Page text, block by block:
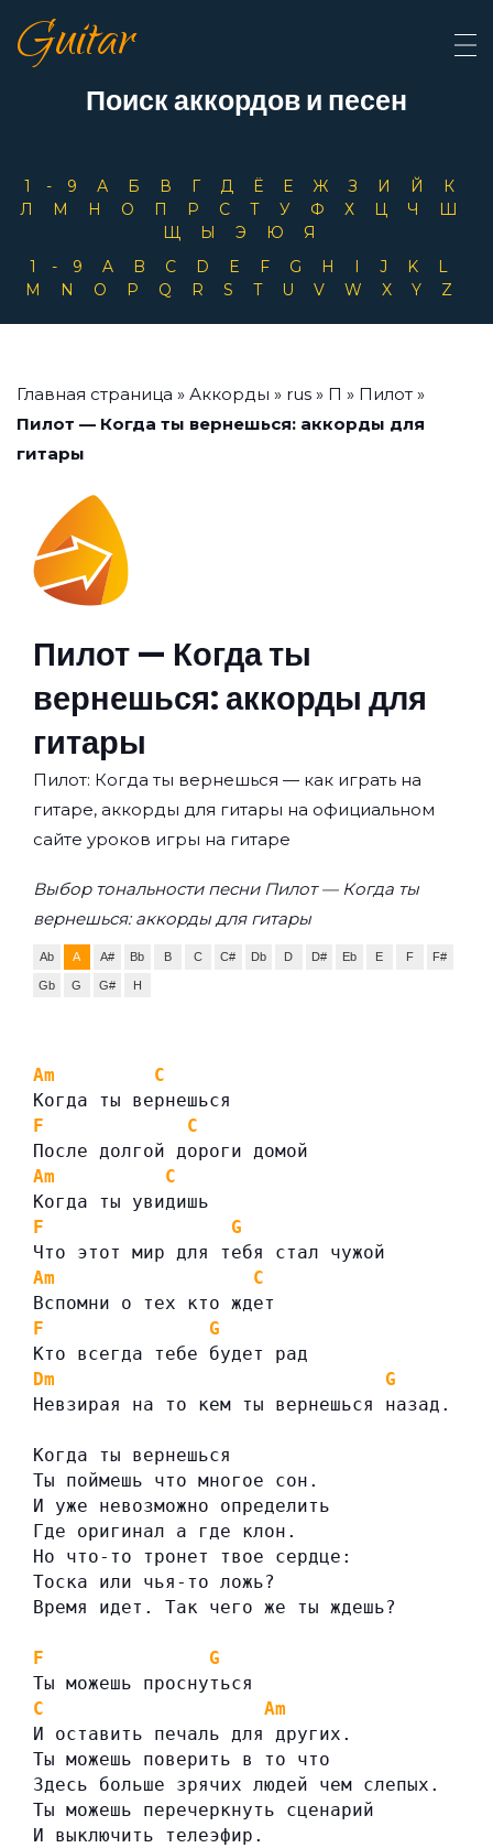
Guitar
Поиск аккордов и песен
1-9 А Б В Г Д Ё Е Ж З И Й
К
Л
М Н О П Р С Т У Ф Х Ц Ч
Ш
Щ
Ы Э Ю
Я
1-9
A B C D E F G H I J K
L
M
N O P Q R S T U V W X Y Z
Главная страница » Аккорды » rus » П » Пилот »
Пилот — Когда ты вернешься: аккорды для
гитары
Пилот — Когда ты
вернешься: аккорды для
гитары
Пилот: Когда ты вернешься — как играть на
гитаре, аккорды для гитары на официальном
сайте уроков игры на гитаре
Выбор тональности песни Пилот — Когда ты
вернешься: аккорды для гитары
Ab A A# Bb B C C# Db D D# Eb E F F#
Gb G G# H
Am
C
Когда ты вернешься
F
C
После долгой дороги домой
Am
C
Когда ты увидишь
F
G
Что этот мир для тебя стал чужой
Am
C
Вспомни о тех кто ждет
F
G
Кто всегда тебе будет рад
Dm
G
Невзирая на то кем ты вернешься назад.
Когда ты вернешься
Ты поймешь что многое сон.
И уже невозможно определить
Где оригинал а где клон.
Но что-то тронет твое сердце:
Тоска или чья-то ложь?
Время идет. Так чего же ты ждешь?
F
G
Ты можешь проснуться
C
Am
И оставить печаль для других.
Ты можешь поверить в то что
Здесь больше зрячих людей чем слепых.
Ты можешь перечеркнуть сценарий
И выключить телеэфир.